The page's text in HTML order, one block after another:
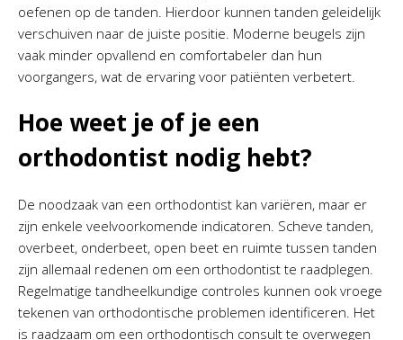
oefenen op de tanden. Hierdoor kunnen tanden geleidelijk
verschuiven naar de juiste positie. Moderne beugels zijn
vaak minder opvallend en comfortabeler dan hun
voorgangers, wat de ervaring voor patiënten verbetert.
Hoe weet je of je een
orthodontist nodig hebt?
De noodzaak van een orthodontist kan variëren, maar er
zijn enkele veelvoorkomende indicatoren. Scheve tanden,
overbeet, onderbeet, open beet en ruimte tussen tanden
zijn allemaal redenen om een orthodontist te raadplegen.
Regelmatige tandheelkundige controles kunnen ook vroege
tekenen van orthodontische problemen identificeren. Het
is raadzaam om een orthodontisch consult te overwegen